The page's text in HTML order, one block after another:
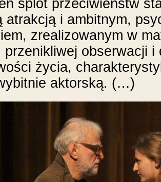
splot przeciwieństw
atrakcją i ambitnym,
zrealizowanym w
przenikliwej obserwacji i
życia,
aktorską. (…)